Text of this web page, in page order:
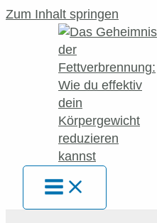
Zum Inhalt springen